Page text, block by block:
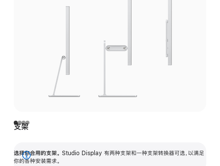
支架
选择你合用的支架。 Studio Display 有两种支架和一种支架转换器可选，以满足
你的各种安装需求。
展